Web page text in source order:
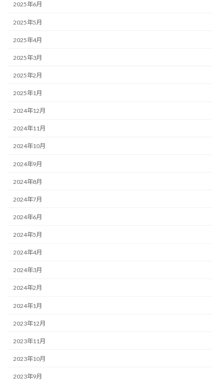
2025年6月
2025年5月
2025年4月
2025年3月
2025年2月
2025年1月
2024年12月
2024年11月
2024年10月
2024年9月
2024年8月
2024年7月
2024年6月
2024年5月
2024年4月
2024年3月
2024年2月
2024年1月
2023年12月
2023年11月
2023年10月
2023年9月